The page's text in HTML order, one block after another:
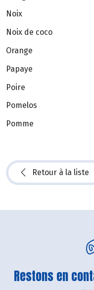
Noix
Noix de coco
Orange
Papaye
Poire
Pomelos
Pomme
Retour à la liste
Restons en